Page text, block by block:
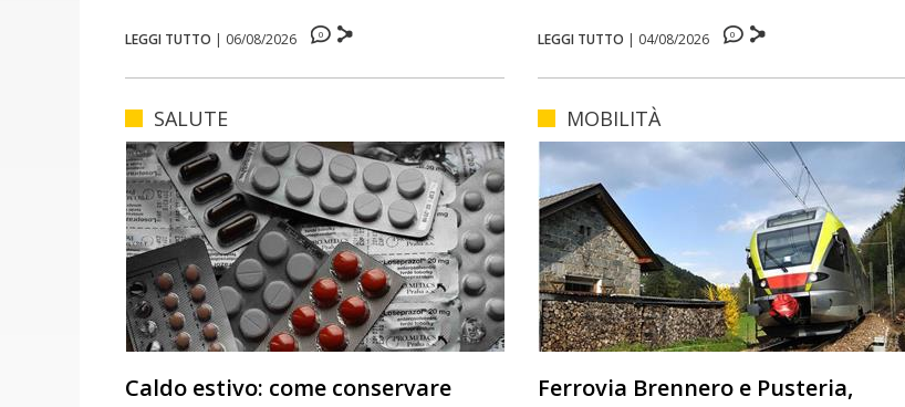
LEGGI TUTTO | 06/08/2026 0 LEGGI TUTTO | 04/08/2026 0
SALUTE
Caldo estivo: come conservare
MOBILITÀ
Ferrovia Brennero e Pusteria,